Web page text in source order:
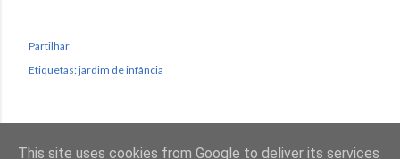
Partilhar
Etiquetas:jardim de infância
This site uses cookies from Google to deliver its services